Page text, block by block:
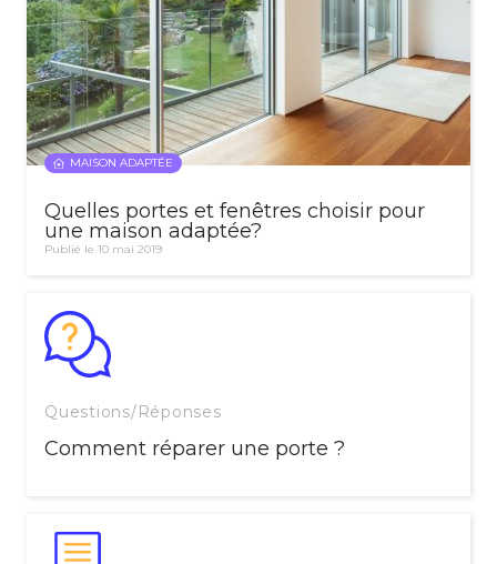
MAISON ADAPTÉE
Quelles portes et fenêtres choisir pour
une maison adaptée?
Publié le 10 mai 2019
Questions/Réponses
Comment réparer une porte ?